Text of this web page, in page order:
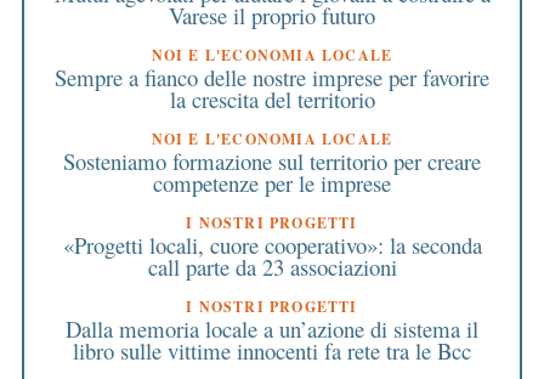
Varese il proprio futuro
NOI E L'ECONOMIA LOCALE
Sempre a fianco delle nostre imprese per favorire
la crescita del territorio
NOI E L'ECONOMIA LOCALE
Sosteniamo formazione sul territorio per creare
competenze per le imprese
I NOSTRI PROGETTI
«Progetti locali, cuore cooperativo»: la seconda
call parte da 23 associazioni
I NOSTRI PROGETTI
Dalla memoria locale a un’azione di sistema il
libro sulle vittime innocenti fa rete tra le Bcc